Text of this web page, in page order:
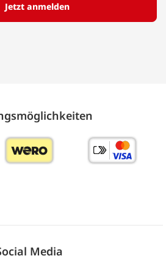
Jetzt anmelden
Media